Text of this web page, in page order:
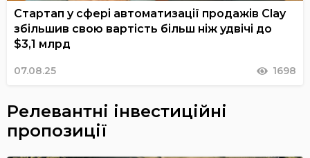
Стартап у сфері автоматизації продажів Clay
збільшив свою вартість більш ніж удвічі до
$3,1 млрд
07.08.25 1698
Релевантні інвестиційні
пропозиції